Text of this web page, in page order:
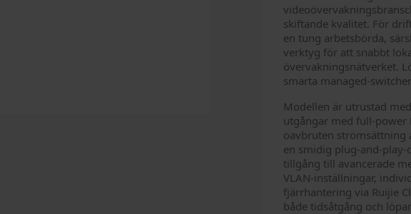
skiftande kvalitet. För
en tung arbetsbörda,
verktyg för att snabbt
övervakningsnätverket.
smarta managed-
Modellen är utrustad
utgångar med full-power
oavbruten strömsättning
en smidig plug-and-
tillgång till avancerade
VLAN-inställningar,
fjärrhantering via Ruijie
både tidsåtgång och